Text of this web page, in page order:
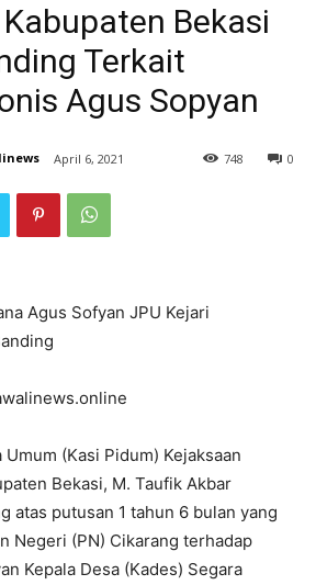
Bekasi
Terkait
Agus Sopyan
April 6, 2021 0
748
Agus Sofyan JPU Kejari
Umum (Kasi Pidum) Kejaksaan
Bekasi, M. Taufik Akbar
atas putusan 1 tahun 6 bulan yang
Negeri (PN) Cikarang terhadap
Kepala Desa (Kades) Segara